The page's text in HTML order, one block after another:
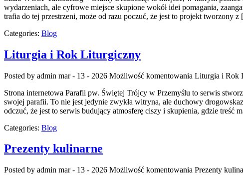
wydarzeniach, ale cyfrowe miejsce skupione wokół idei pomagania,
trafia do tej przestrzeni, może od razu poczuć, że jest to projekt tworzony
Categories: Blog
Liturgia i Rok Liturgiczny
Posted by admin mar - 13 - 2026 Możliwość komentowania Liturgia i Rok
Strona internetowa Parafii pw. Świętej Trójcy w Przemyślu to serwis
swojej parafii. To nie jest jedynie zwykła witryna, ale duchowy
odczuć, że jest to serwis budujący atmosferę ciszy i skupienia, gdzie treść
Categories: Blog
Prezenty kulinarne
Posted by admin mar - 13 - 2026 Możliwość komentowania Prezenty